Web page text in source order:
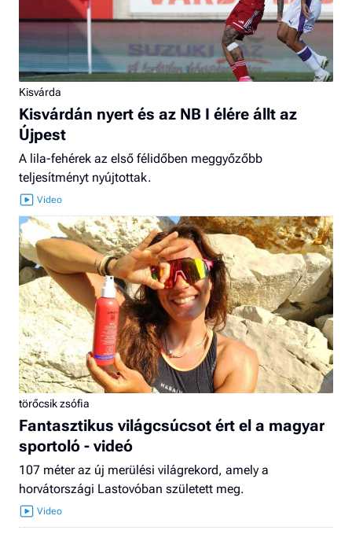
Kisvárda
Kisvárdán nyert és az NB I élére állt az
Újpest
A lila-fehérek az első félidőben meggyőzőbb
teljesítményt nyújtottak.
törőcsik zsófia
Fantasztikus világcsúcsot ért el a magyar
sportoló - videó
107 méter az új merülési világrekord, amely a
horvátországi Lastovóban született meg.